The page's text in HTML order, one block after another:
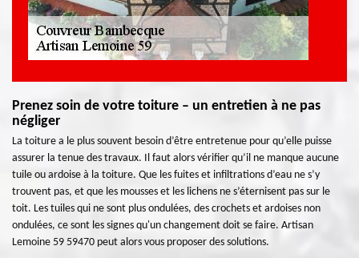
Prenez soin de votre toiture – un entretien à ne pas
négliger
La toiture a le plus souvent besoin d’être entretenue pour qu’elle puisse
assurer la tenue des travaux. Il faut alors vérifier qu’il ne manque aucune
tuile ou ardoise à la toiture. Que les fuites et infiltrations d’eau ne s’y
trouvent pas, et que les mousses et les lichens ne s’éternisent pas sur le
toit. Les tuiles qui ne sont plus ondulées, des crochets et ardoises non
ondulées, ce sont les signes qu'un changement doit se faire. Artisan
Lemoine 59 59470 peut alors vous proposer des solutions.